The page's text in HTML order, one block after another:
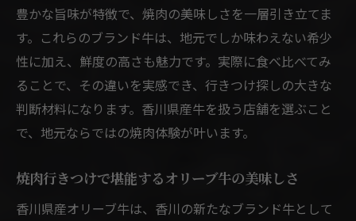
豊かな旨味が特徴で、焼肉の美味しさを一層引き立てま
す。これらのブランド牛は、地元でしか味わえない希少
性に加え、鮮度の高さも魅力です。実際に食べ比べてみ
ることで、その違いを実感でき、行きつけ探しの大きな
判断材料になります。香川県産牛を扱う店舗を選ぶこと
で、地元ならではの焼肉体験が叶います。
焼肉行きつけで堪能するオリーブ牛の美味しさ
香川県産オリーブ牛は、香川の新たなブランド牛として